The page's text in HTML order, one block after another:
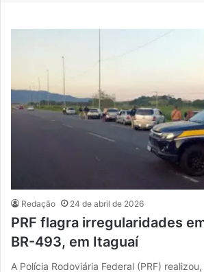
Redação 24 de abril de 2026
PRF flagra irregularidades
BR-493, em Itaguaí
A Polícia Rodoviária Federal (PRF)